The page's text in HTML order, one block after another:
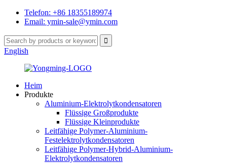
Telefon: +86 18355189974
Email: ymin-sale@ymin.com
English
Heim
Produkte
Aluminium-Elektrolytkondensatoren
Flüssige Großprodukte
Flüssige Kleinprodukte
Leitfähige Polymer-Aluminium-
Festelektrolytkondensatoren
Leitfähige Polymer-Hybrid-Aluminium-
Elektrolytkondensatoren